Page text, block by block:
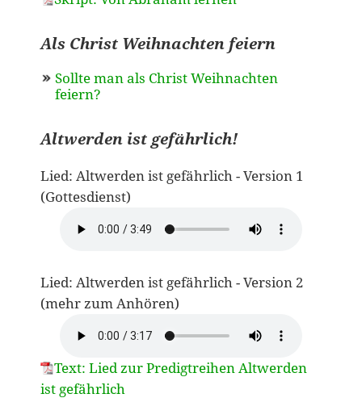
Als Christ Weihnachten feiern
Sollte man als Christ Weihnachten
feiern?
Altwerden ist gefährlich!
Lied: Altwerden ist gefährlich - Version 1
(Gottesdienst)
Lied: Altwerden ist gefährlich - Version 2
(mehr zum Anhören)
Text: Lied zur Predigtreihen Altwerden
ist gefährlich